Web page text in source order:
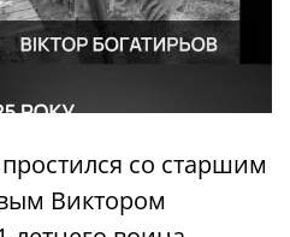
со старшим
Виктором